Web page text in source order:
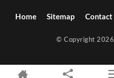
Home Sitemap Contact
© Copyright 2026